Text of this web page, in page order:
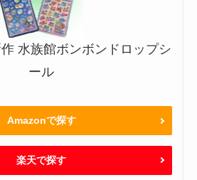
作 水族館ボンボンドロップシ
ール
Amazonで探す
楽天で探す